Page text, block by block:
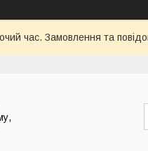
час. Замовлення та